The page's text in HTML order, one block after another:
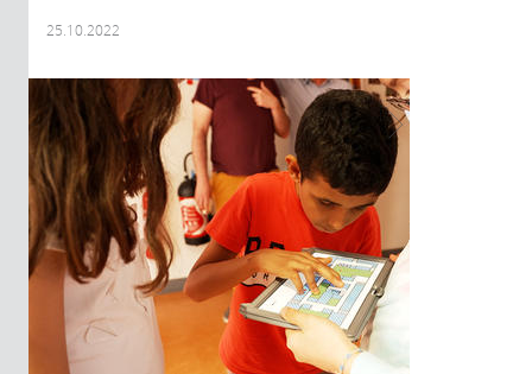
25.10.2022